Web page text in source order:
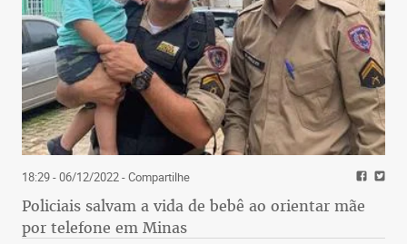
18:29 - 06/12/2022- Compartilhe
Policiais salvam a vida de bebê ao orientar mãe
por telefone em Minas